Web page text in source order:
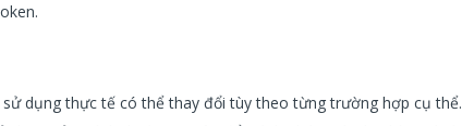
dụng thực tế có thể thay đổi tùy theo từng trường hợp cụ thể.